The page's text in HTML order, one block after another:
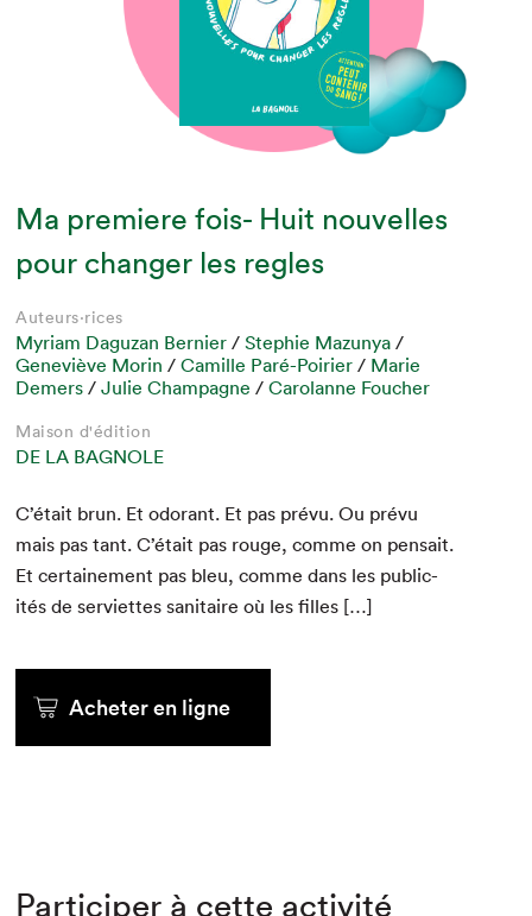
Ma premiere fois- Huit nouvelles
pour changer les regles
Auteurs·rices
Myriam Daguzan Bernier /Stephie Mazunya /
Geneviève Morin /Camille Paré-Poirier / Marie
Demers /Julie Champagne /Carolanne Foucher
Maison d'édition
DE LA BAGNOLE
C’était brun. Et odor­ant. Et pas prévu. Ou prévu
mais pas tant. C’était pas rouge, comme on pen­sait.
Et cer­taine­ment pas bleu, comme dans les pub­lic­
ités de servi­ettes san­i­taire où les filles […]
Acheter en ligne
Participer à cette activité